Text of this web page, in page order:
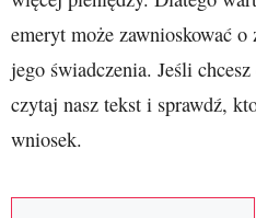
emeryt może zawnioskować
jego świadczenia. Jeśli
czytaj nasz tekst i sprawdź,
wniosek.